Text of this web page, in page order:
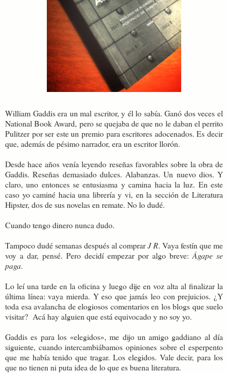
William Gaddis era un mal escritor, y él lo sabía. Ganó dos veces el
National Book Award, pero se quejaba de que no le daban el perrito
Pulitzer por ser este un premio para escritores adocenados. Es decir
que, además de pésimo narrador, era un escritor llorón.
Desde hace años venía leyendo reseñas favorables sobre la obra de
Gaddis. Reseñas demasiado dulces. Alabanzas. Un nuevo dios. Y
claro, uno entonces se entusiasma y camina hacia la luz. En este
caso yo caminé hacia una librería y vi, en la sección de Literatura
Hipster, dos de sus novelas en remate. No lo dudé.
Cuando tengo dinero nunca dudo.
Tampoco dudé semanas después al comprarJ R. Vaya festín que me
voy a dar, pensé. Pero decidí empezar por algo breve: Ágape se
paga.
Lo leí una tarde en la oficina y luego dije en voz alta al finalizar la
última línea: vaya mierda. Y eso que jamás leo con prejuicios. ¿Y
toda esa avalancha de elogiosos comentarios en los blogs que suelo
visitar? Acá hay alguien que está equivocado y no soy yo.
Gaddis es para los «elegidos», me dijo un amigo gaddiano al día
siguiente, cuando intercambiábamos opiniones sobre el esperpento
que me había tenido que tragar. Los elegidos. Vale decir, para los
que no tienen ni puta idea de lo que es buena literatura.